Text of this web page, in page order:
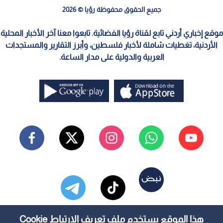
هذا الموقع يستخدم ملف تعريف الارتباط Cookie
جميع الحقوق محفوظة رؤيا © 2026
موقع إخباري أردني تابع لقناة رؤيا الفضائية. تابعوا معنا آخر الأخبار المحلية
الأردنية، تغطيات شاملة لأخبار فلسطين، وأبرز التقارير والمستجدات
العربية والدولية على مدار الساعة.